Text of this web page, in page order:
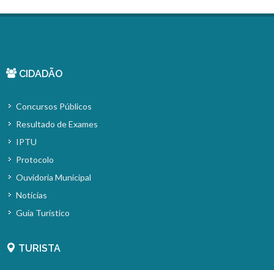
CIDADÃO
Concursos Públicos
Resultado de Exames
IPTU
Protocolo
Ouvidoria Municipal
Notícias
Guia Turístico
TURISTA